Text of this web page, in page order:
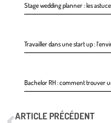
Stage wedding planner : les
Travailler dans une start up :
Bachelor RH : comment trouver
ARTICLE PRÉCÉDENT